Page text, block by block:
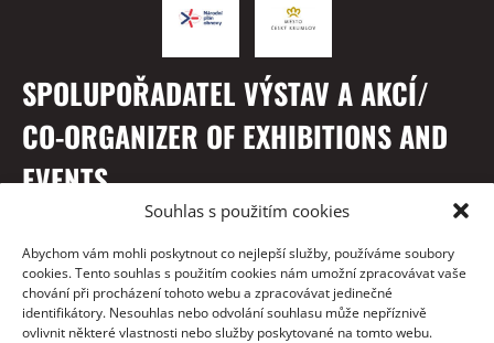
Souhlas s použitím cookies
Abychom vám mohli poskytnout co nejlepší služby, používáme soubory
cookies. Tento souhlas s použitím cookies nám umožní zpracovávat vaše
chování při procházení tohoto webu a zpracovávat jedinečné
identifikátory. Nesouhlas nebo odvolání souhlasu může nepříznivě
ovlivnit některé vlastnosti nebo služby poskytované na tomto webu.
SPOLUPOŘADATEL VÝSTAV A AKCÍ/
CO-ORGANIZER OF EXHIBITIONS AND
EVENTS